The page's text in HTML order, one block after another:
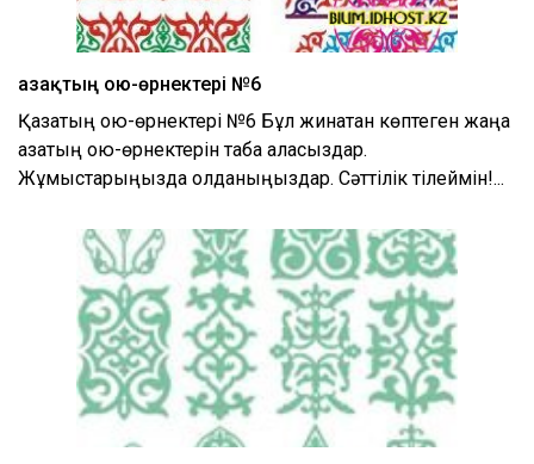
Қазақтың ою-өрнектері №6
Қазақтың ою-өрнектері №6 Бұл жинақтан көптеген жаңа
қазақтың ою-өрнектерін таба аласыздар.
Жұмыстарыңызда қолданыңыздар. Сәттілік тілеймін!...